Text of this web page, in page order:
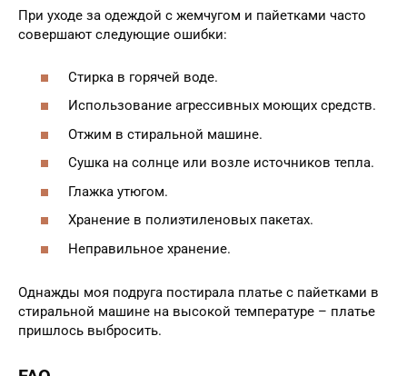
При уходе за одеждой с жемчугом и пайетками часто
совершают следующие ошибки:
Стирка в горячей воде.
Использование агрессивных моющих средств.
Отжим в стиральной машине.
Сушка на солнце или возле источников тепла.
Глажка утюгом.
Хранение в полиэтиленовых пакетах.
Неправильное хранение.
Однажды моя подруга постирала платье с пайетками в
стиральной машине на высокой температуре – платье
пришлось выбросить.